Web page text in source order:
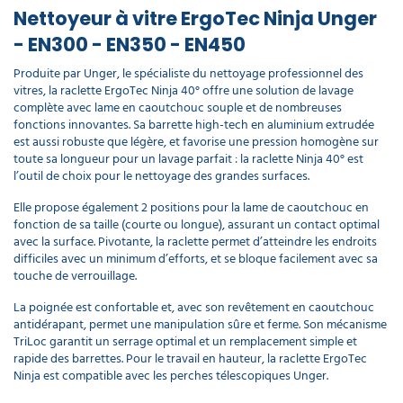
Nettoyeur à vitre ErgoTec Ninja Unger
- EN300 - EN350 - EN450
Produite par Unger, le spécialiste du nettoyage professionnel des
vitres, la raclette ErgoTec Ninja 40° offre une solution de lavage
complète avec lame en caoutchouc souple et de nombreuses
fonctions innovantes. Sa barrette high-tech en aluminium extrudée
est aussi robuste que légère, et favorise une pression homogène sur
toute sa longueur pour un lavage parfait : la raclette Ninja 40° est
l’outil de choix pour le nettoyage des grandes surfaces.
Elle propose également 2 positions pour la lame de caoutchouc en
fonction de sa taille (courte ou longue), assurant un contact optimal
avec la surface. Pivotante, la raclette permet d’atteindre les endroits
difficiles avec un minimum d’efforts, et se bloque facilement avec sa
touche de verrouillage.
La poignée est confortable et, avec son revêtement en caoutchouc
antidérapant, permet une manipulation sûre et ferme. Son mécanisme
TriLoc garantit un serrage optimal et un remplacement simple et
rapide des barrettes. Pour le travail en hauteur, la raclette ErgoTec
Ninja est compatible avec les perches télescopiques Unger.